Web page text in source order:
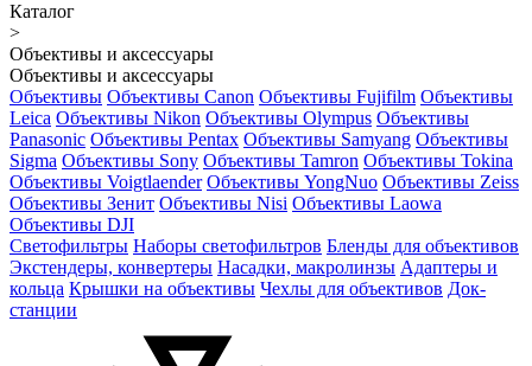
Каталог
>
Объективы и аксессуары
Объективы и аксессуары
Объективы Объективы Canon Объективы Fujifilm Объективы
Leica Объективы Nikon Объективы Olympus Объективы
Panasonic Объективы Pentax Объективы Samyang Объективы
Sigma Объективы Sony Объективы Tamron Объективы Tokina
Объективы Voigtlaender Объективы YongNuo Объективы Zeiss
Объективы Зенит Объективы Nisi Объективы Laowa
Объективы DJI
Светофильтры Наборы светофильтров Бленды для объективов
Экстендеры, конвертеры Насадки, макролинзы Адаптеры и
кольца Крышки на объективы Чехлы для объективов Док-
станции